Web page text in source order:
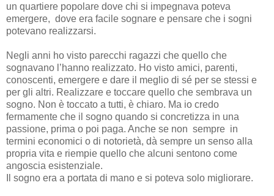
un quartiere popolare dove chi si impegnava poteva
emergere, dove era facile sognare e pensare che i sogni
potevano realizzarsi.
Negli anni ho visto parecchi ragazzi che quello che
sognavano l’hanno realizzato. Ho visto amici, parenti,
conoscenti, emergere e dare il meglio di sé per se stessi e
per gli altri. Realizzare e toccare quello che sembrava un
sogno. Non è toccato a tutti, è chiaro. Ma io credo
fermamente che il sogno quando si concretizza in una
passione, prima o poi paga. Anche se non sempre in
termini economici o di notorietà, dà sempre un senso alla
propria vita e riempie quello che alcuni sentono come
angoscia esistenziale.
Il sogno era a portata di mano e si poteva solo migliorare.